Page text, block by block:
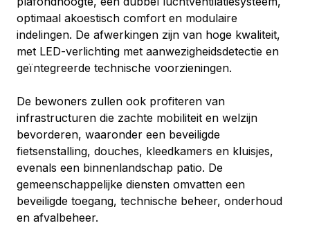
optimaal akoestisch comfort en modulaire
indelingen. De afwerkingen zijn van hoge kwaliteit,
met LED-verlichting met aanwezigheidsdetectie en
geïntegreerde technische voorzieningen.
De bewoners zullen ook profiteren van
infrastructuren die zachte mobiliteit en welzijn
bevorderen, waaronder een beveiligde
fietsenstalling, douches, kleedkamers en kluisjes,
evenals een binnenlandschap patio. De
gemeenschappelijke diensten omvatten een
beveiligde toegang, technische beheer, onderhoud
en afvalbeheer.